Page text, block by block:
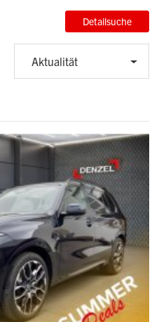
Detailsuche
Aktualität